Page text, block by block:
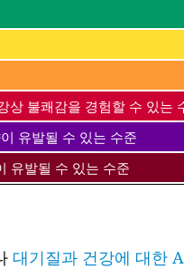
상 불쾌감을 경험할 수 있는
유발될 수 있는 수준
유발될 수 있는 수준
대기질과 건강에 대한